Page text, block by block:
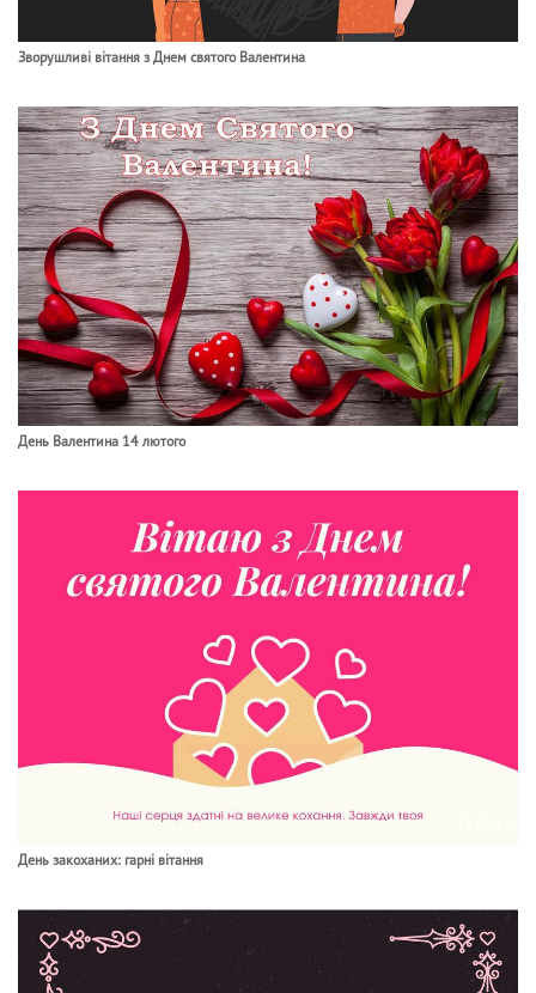
Зворушливі вітання з Днем святого Валентина
День Валентина 14 лютого
День закоханих: гарні вітання